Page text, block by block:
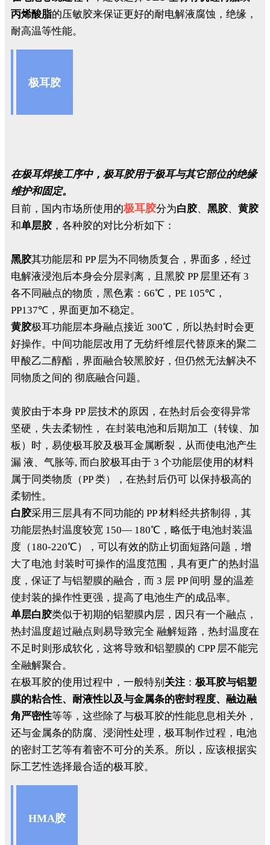
丙烯酸脂的压敏胶来保证更好的耐电解液腐蚀，绝缘，
耐高温等性能。
极耳胶
在极耳焊接工序中，极耳胶用于极耳与其它部位的绝缘
维护和固定。
目前，国内市场所使用的极耳胶分为白胶、 黑胶、 黄胶
和单层胶，各种胶的对比分析如下：
黑胶其功能层和 PP 层为不同物质复合，界面多，经过
电解液浸泡后本身会分层剥离，且黑胶 PP 层里还有 3
各不同融点的物质，黑色素：66℃，PE 105℃，
PP137℃，界面更加不稳定。
黄胶极耳功能层本身融点接近 300℃，所以热封时会更
好操作。中间功能层改用了无纺纤维层代替原来的聚二
甲酸乙二醇酯，界面融合较黑胶好，但仍然无法解决不
同物质之间的 彻底融合问题。
黄胶由于本身 PP 层技术的原因，在热封后会变得异常
坚硬，失去柔韧性， 在封装电池和后期加工（转镍、加
板）时，易使极耳胶及极耳金属断裂，从而使电池产生
漏 液、气胀等, 而白胶极耳由于 3 个功能层使用的材料
属于同类物质（PP 类），在热封后仍可 以保持极高的
柔韧性。
白胶采用三层具有不同功能的 PP 材料经共挤制得，其
功能层热封温度较宽 150— 180℃，略低于电池封装温
度（180-220℃），可以有效的防止切面短路问题，增
大了电池 封装时可操作的温度范围，具有更广的热封温
度，保证了与铝塑膜的融合，而 3 层 PP 间明 显的温差
使封装的操作性更强，提高了电池生产的成品率。
单层白胶类似于初期的铝塑膜内层，因只有一个融点，
热封温度超过融点则易导致完全 融解短路，热封温度在
不足时则形成软化，这将导致和铝塑膜的 CPP 层不能完
全融解聚合。
在极耳胶的使用过程中，一般特别 关注 ： 极耳胶与铝塑
膜的粘合性、耐液性以及与金属条的密封程度、融边融
角严密性等等，这些除了与极耳胶的性能息息相关外，
还与金属条的防腐、浸润性处理，极耳制作过程，电池
的密封工艺等有着密不可分的关系。所以，应该根据实
际工艺性选择最合适的极耳胶。
HMA胶